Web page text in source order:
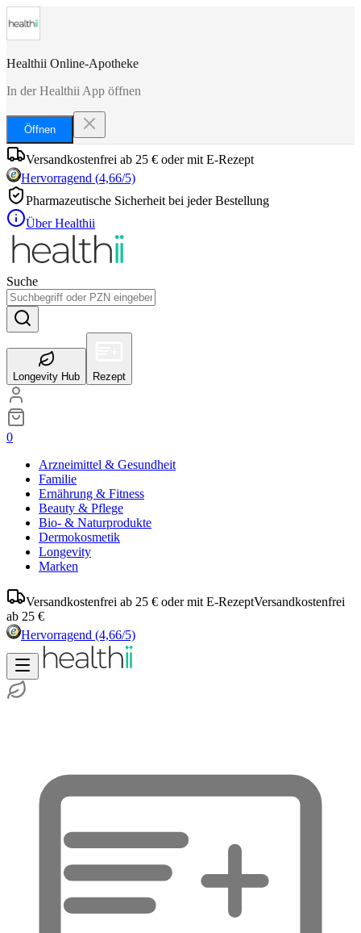
Healthii Online-Apotheke
In der Healthii App öffnen
Öffnen
Versandkostenfrei ab 25 € oder mit E-Rezept
Hervorragend (4,66/5)
Pharmazeutische Sicherheit bei jeder Bestellung
Über Healthii
Suche
Longevity Hub Rezept
0
Arzneimittel & Gesundheit
Familie
Ernährung & Fitness
Beauty & Pflege
Bio- & Naturprodukte
Dermokosmetik
Longevity
Marken
Versandkostenfrei ab 25 € oder mit E-RezeptVersandkostenfrei
ab 25 €
Hervorragend (4,66/5)